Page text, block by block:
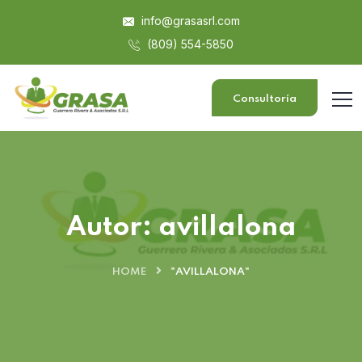
info@grasasrl.com
(809) 554-5850
Consultoría
Autor:avillalona
HOME "AVILLALONA"